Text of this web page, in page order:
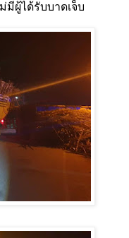
มีผู้ได้รับบาดเจ็บ